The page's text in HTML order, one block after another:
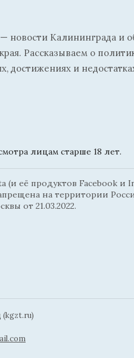
новости Калининграда и
Рассказываем о
достижениях и
лицам старше 18 лет.
(и её продуктов Facebook и
на территории
от 21.03.2022.
(kgzt.ru)